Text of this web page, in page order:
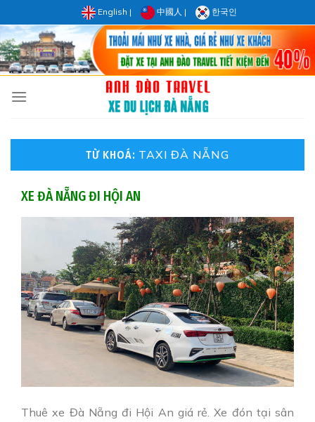
to
content
English | 中國人 | 한국인
TỪ KHOÁ: TAXI ĐÀ NẴNG
XE ĐÀ NẴNG ĐI HỘI AN
Thuê xe Đà Nẵng đi Hội An giá rẻ. Xe đón tại sân